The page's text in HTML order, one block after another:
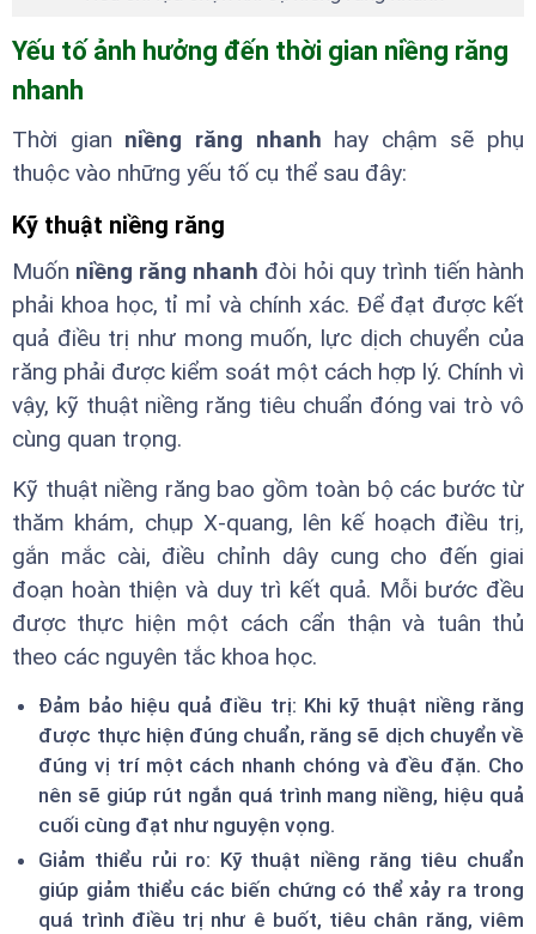
Yếu tố ảnh hưởng đến thời gian niềng răng
nhanh
Thời gian niềng răng nhanh hay chậm sẽ phụ
thuộc vào những yếu tố cụ thể sau đây:
Kỹ thuật niềng răng
Muốn niềng răng nhanh đòi hỏi quy trình tiến hành
phải khoa học, tỉ mỉ và chính xác. Để đạt được kết
quả điều trị như mong muốn, lực dịch chuyển của
răng phải được kiểm soát một cách hợp lý. Chính vì
vậy, kỹ thuật niềng răng tiêu chuẩn đóng vai trò vô
cùng quan trọng.
Kỹ thuật niềng răng bao gồm toàn bộ các bước từ
thăm khám, chụp X-quang, lên kế hoạch điều trị,
gắn mắc cài, điều chỉnh dây cung cho đến giai
đoạn hoàn thiện và duy trì kết quả. Mỗi bước đều
được thực hiện một cách cẩn thận và tuân thủ
theo các nguyên tắc khoa học.
Đảm bảo hiệu quả điều trị: Khi kỹ thuật niềng răng
được thực hiện đúng chuẩn, răng sẽ dịch chuyển về
đúng vị trí một cách nhanh chóng và đều đặn. Cho
nên sẽ giúp rút ngắn quá trình mang niềng, hiệu quả
cuối cùng đạt như nguyện vọng.
Giảm thiểu rủi ro: Kỹ thuật niềng răng tiêu chuẩn
giúp giảm thiểu các biến chứng có thể xảy ra trong
quá trình điều trị như ê buốt, tiêu chân răng, viêm